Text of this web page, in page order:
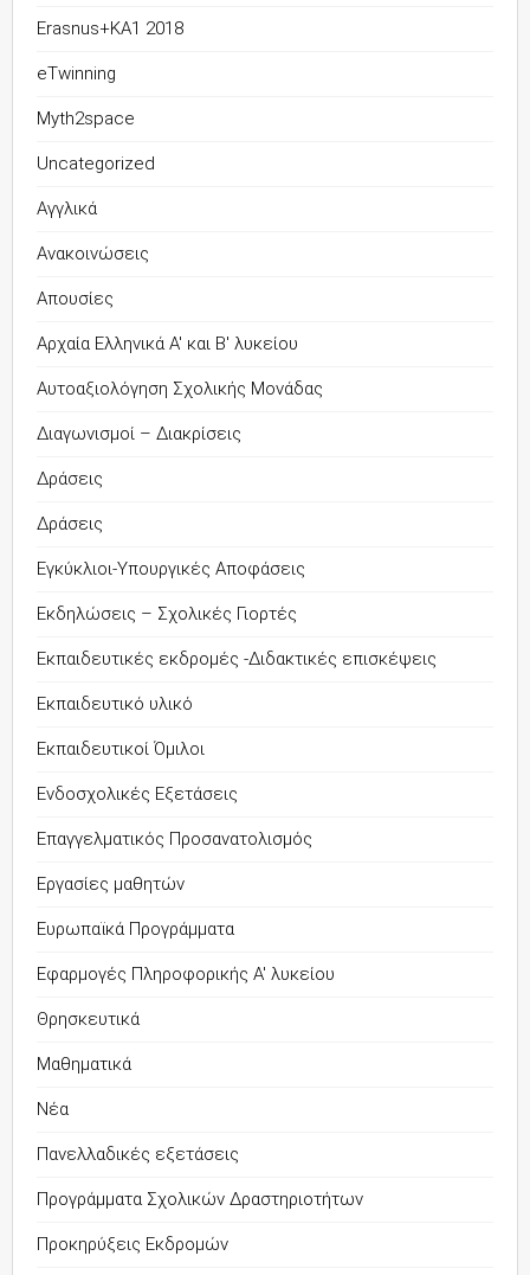
Erasnus+KA1 2018
eTwinning
Myth2space
Uncategorized
Αγγλικά
Ανακοινώσεις
Απουσίες
Αρχαία Ελληνικά Α' και Β' λυκείου
Αυτοαξιολόγηση Σχολικής Μονάδας
Διαγωνισμοί – Διακρίσεις
Δράσεις
Δράσεις
Εγκύκλιοι-Υπουργικές Αποφάσεις
Εκδηλώσεις – Σχολικές Γιορτές
Εκπαιδευτικές εκδρομές -Διδακτικές επισκέψεις
Εκπαιδευτικό υλικό
Εκπαιδευτικοί Όμιλοι
Ενδοσχολικές Εξετάσεις
Επαγγελματικός Προσανατολισμός
Εργασίες μαθητών
Ευρωπαϊκά Προγράμματα
Εφαρμογές Πληροφορικής Α' λυκείου
Θρησκευτικά
Μαθηματικά
Νέα
Πανελλαδικές εξετάσεις
Προγράμματα Σχολικών Δραστηριοτήτων
Προκηρύξεις Εκδρομών